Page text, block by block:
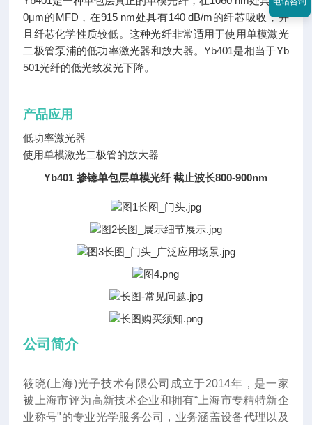
0μm的MFD，在915 nm处具有140 dB/m的纤芯吸收，并
且纤芯化学性质较低。这种光纤非常适用于使用单模激光
二极管泵浦的低功率激光器和放大器。Yb401是相当于Yb
501光纤的低光致发光下降。
产品应用
低功率激光器
使用单模激光二极管的放大器
Yb401 掺镱单包层单模光纤 截止波长800-900nm
公司简介
筱晓(上海)光子技术有限公司成立于2014年 ， 是一家
被上海市评为高新技术企业和拥有“上海市专精特新企
业称号"的专业光学服务公司，业务涵盖设备代理以及